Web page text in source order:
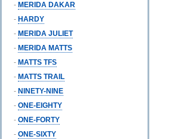
- MERIDA DAKAR
- HARDY
- MERIDA JULIET
- MERIDA MATTS
- MATTS TFS
- MATTS TRAIL
- NINETY-NINE
- ONE-EIGHTY
- ONE-FORTY
- ONE-SIXTY